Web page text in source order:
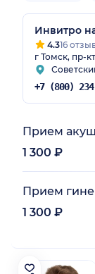
Инвитро
4.316
г Томск, пр-
Прием
1 300 ₽
Прием
1 300 ₽